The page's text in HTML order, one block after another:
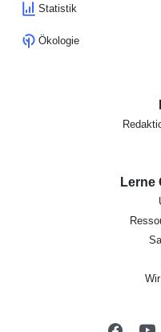
Statistik
Ökologie
Lerne